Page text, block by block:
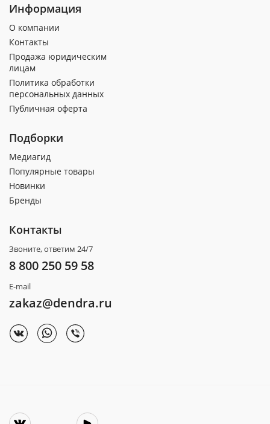
Информация
О компании
Контакты
Продажа юридическим
лицам
Политика обработки
персональных данных
Публичная оферта
Подборки
Медиагид
Популярные товары
Новинки
Бренды
Контакты
Звоните, ответим 24/7
8 800 250 59 58
E-mail
zakaz@dendra.ru